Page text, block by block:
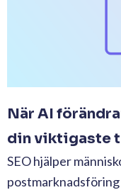
När AI
din viktigaste
SEO hjälper